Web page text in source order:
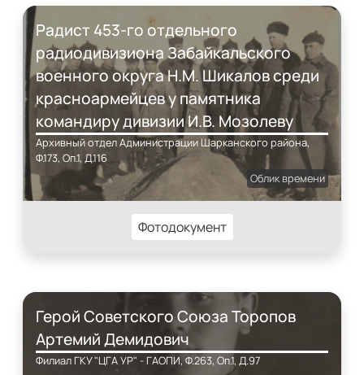
Радист 453-го отдельного
радиодивизиона Забайкальского
военного округа Н.М. Шикалов среди
красноармейцев у памятника
командиру дивизии И.В. Мозолеву
Архивный отдел Администрации Шарканского района,
Ф.173, Оп.1, Д.116
Облик времени
Фотодокумент
Герой Советского Союза Торопов
Артемий Демидович
Филиал ГКУ "ЦГА УР" - ГАОПИ, Ф.263, Оп.1, Д.97